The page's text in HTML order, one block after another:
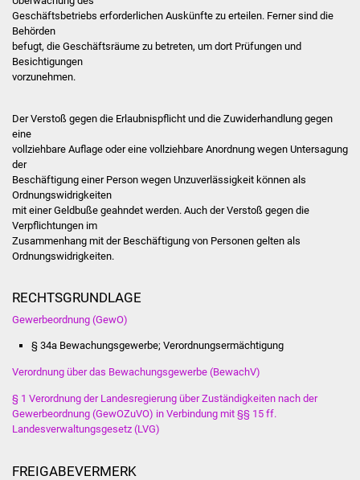
Schwäbischer Albtrauf
Lebenslagen
Senioren
Pflegeheim
Familien
Familientreff
Geschäftsbetriebs erforderlichen Auskünfte zu erteilen. Ferner sind die
Behörden
befugt, die Geschäftsräume zu betreten, um dort Prüfungen und
Besichtigungen
vorzunehmen.
Der Verstoß gegen die Erlaubnispflicht und die Zuwiderhandlung gegen
eine
vollziehbare Auflage oder eine vollziehbare Anordnung wegen Untersagung
der
Beschäftigung einer Person wegen Unzuverlässigkeit können als
Ordnungswidrigkeiten
mit einer Geldbuße geahndet werden. Auch der Verstoß gegen die
Verpflichtungen im
Zusammenhang mit der Beschäftigung von Personen gelten als
Ordnungswidrigkeiten.
RECHTSGRUNDLAGE
Gewerbeordnung (GewO)
§ 34a Bewachungsgewerbe; Verordnungsermächtigung
Verordnung über das Bewachungsgewerbe (BewachV)
§ 1 Verordnung der Landesregierung über Zuständigkeiten nach der
Gewerbeordnung (GewOZuVO) in Verbindung mit §§ 15 ff.
Landesverwaltungsgesetz (LVG)
FREIGABEVERMERK